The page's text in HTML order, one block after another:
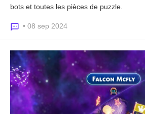
bots et toutes les pièces de puzzle.
• 08 sep 2024